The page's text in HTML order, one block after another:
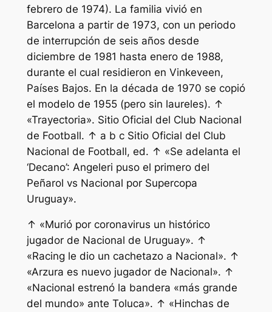
febrero de 1974). La familia vivió en
Barcelona a partir de 1973, con un periodo
de interrupción de seis años desde
diciembre de 1981 hasta enero de 1988,
durante el cual residieron en Vinkeveen,
Países Bajos. En la década de 1970 se copió
el modelo de 1955 (pero sin laureles). ↑
«Trayectoria». Sitio Oficial del Club Nacional
de Football. ↑ a b c Sitio Oficial del Club
Nacional de Football, ed. ↑ «Se adelanta el
‘Decano’: Angeleri puso el primero del
Peñarol vs Nacional por Supercopa
Uruguay».
↑ «Murió por coronavirus un histórico
jugador de Nacional de Uruguay». ↑
«Racing le dio un cachetazo a Nacional». ↑
«Arzura es nuevo jugador de Nacional». ↑
«Nacional estrenó la bandera «más grande
del mundo» ante Toluca». ↑ «Hinchas de